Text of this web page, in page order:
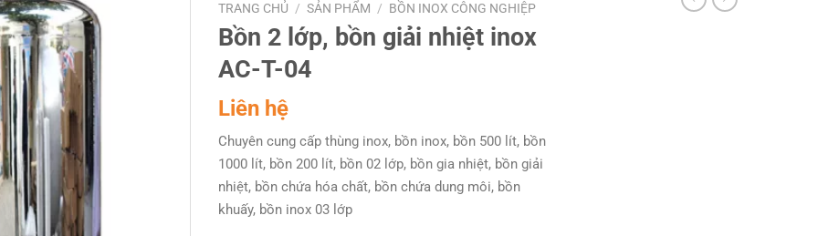
TRANG CHỦ / SẢN PHẨM / BỒN INOX CÔNG NGHIỆP
Bồn 2 lớp, bồn giải nhiệt inox
AC-T-04
Liên hệ
Chuyên cung cấp thùng inox, bồn inox, bồn 500 lít, bồn
1000 lít, bồn 200 lít, bồn 02 lớp, bồn gia nhiệt, bồn giải
nhiệt, bồn chứa hóa chất, bồn chứa dung môi, bồn
khuấy, bồn inox 03 lớp